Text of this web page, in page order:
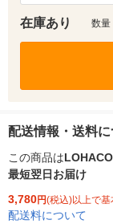
在庫あり 数量
配送情報・送料に
この商品はLOHACO
最短翌日お届け
3,780円(税込)以上で基
配送料について